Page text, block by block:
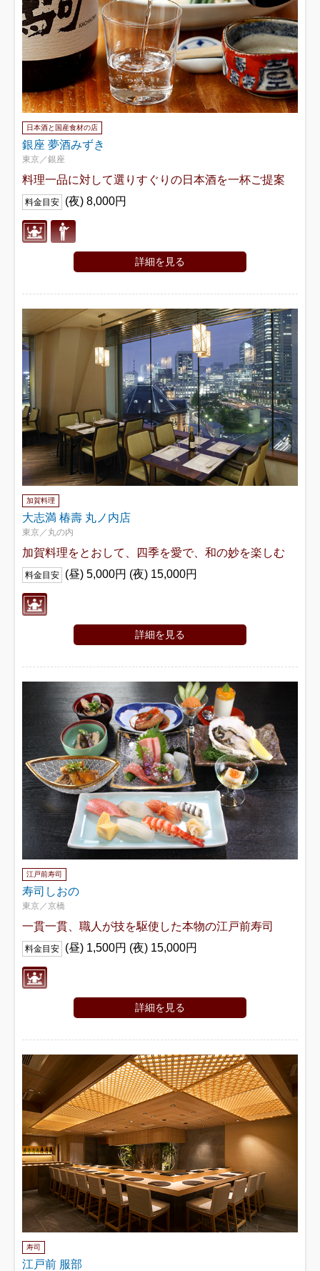
日本酒と国産食材の店
銀座 夢酒みずき
東京／銀座
料理一品に対して選りすぐりの日本酒を一杯ご提案
料金目安 (夜) 8,000円
詳細を見る
加賀料理
大志満 椿壽 丸ノ内店
東京／丸の内
加賀料理をとおして、四季を愛で、和の妙を楽しむ
料金目安 (昼) 5,000円 (夜) 15,000円
詳細を見る
江戸前寿司
寿司しおの
東京／京橋
一貫一貫、職人が技を駆使した本物の江戸前寿司
料金目安 (昼) 1,500円 (夜) 15,000円
詳細を見る
寿司
江戸前 服部